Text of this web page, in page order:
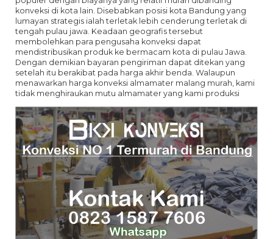
konveksi di kota lain. Disebabkan posisi kota Bandung yang
lumayan strategis ialah terletak lebih cenderung terletak di
tengah pulau jawa. Keadaan geografis tersebut
membolehkan para pengusaha konveksi dapat
mendistribusikan produk ke bermacam kota di pulau Jawa.
Dengan demikian bayaran pengiriman dapat ditekan yang
setelah itu berakibat pada harga akhir benda. Walaupun
menawarkan harga konveksi almamater malang murah, kami
tidak menghiraukan mutu almamater yang kami produksi